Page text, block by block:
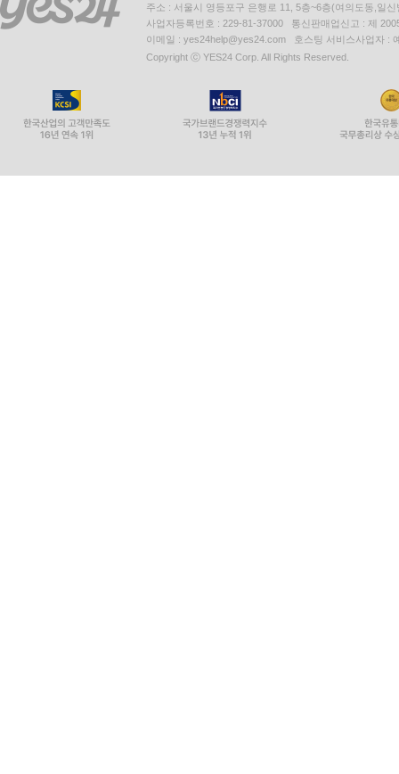
주소 : 서울시 영등포구 은행로 11, 5층~6층(여의도동,일신
사업자등록번호 : 229-81-37000 통신판매업신고 : 제
이메일 : yes24help@yes24.com 호스팅 서비스사업자 :
Copyright ⓒ YES24 Corp. All Rights Reserved.